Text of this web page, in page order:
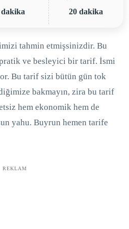
dakika 20 dakika
tahmin etmişsinizdir. Bu
ve besleyici bir tarif. İsmi
Bu tarif sizi bütün gün tok
bakmayın, zira bu tarif
hem ekonomik hem de
yahu. Buyrun hemen tarife
REKLAM